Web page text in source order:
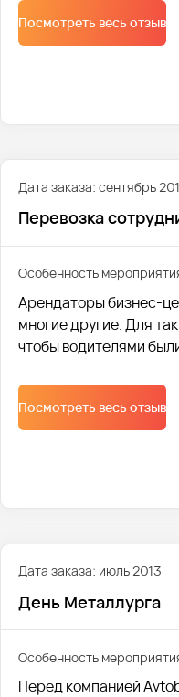
пассажирами.
Посмотреть весь отзыв
Дата заказа: сентябрь
Перевозка
Особенность
Арендаторы бизнес-
многие другие. Для
чтобы водителями
Посмотреть весь отзыв
Дата заказа: июль 2013
День Металлурга
Особенность
Перед компанией